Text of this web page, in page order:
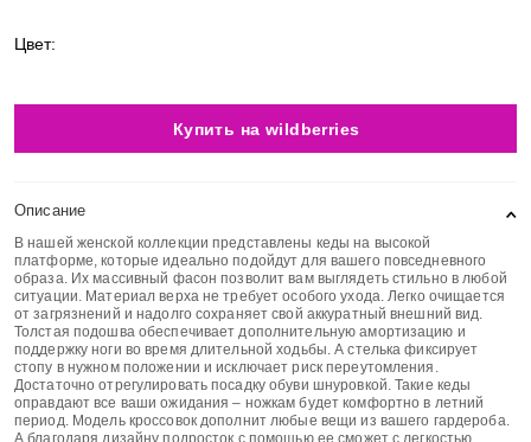
Цвет:
Купить на wildberries
Описание
В нашей женской коллекции представлены кеды на высокой
платформе, которые идеально подойдут для вашего повседневного
образа. Их массивный фасон позволит вам выглядеть стильно в любой
ситуации. Материал верха не требует особого ухода. Легко очищается
от загрязнений и надолго сохраняет свой аккуратный внешний вид.
Толстая подошва обеспечивает дополнительную амортизацию и
поддержку ноги во время длительной ходьбы. А стелька фиксирует
стопу в нужном положении и исключает риск переутомления.
Достаточно отрегулировать посадку обуви шнуровкой. Такие кеды
оправдают все ваши ожидания – ножкам будет комфортно в летний
период. Модель кроссовок дополнит любые вещи из вашего гардероба.